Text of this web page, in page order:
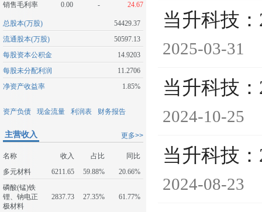
销售毛利率
0.00 - 24.67
总股本(万股)
54429.37
流通股本(万股)
50597.13
每股资本公积金
14.9203
每股未分配利润
11.2706
净资产收益率
1.85%
资产负债 现金流量 利润表 财务报告
更多>>
主营收入
名称 收入 占比
同比
多元材料
6211.65 59.88%
20.66%
磷酸(锰)铁
锂、钠电正
极材料
2837.73 27.35% 61.77%
当升科技
2025-03-31
当升科技
2024-10-25
当升科技
2024-08-23